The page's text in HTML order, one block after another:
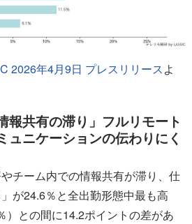
2026年4月9日 プレスリリースよ
報共有の滞り」フルリモート
ュニケーションの伝わりにく
チーム内での情報共有が滞り、仕
が24.6％と全出勤形態中最も高
）との間に14.2ポイントの差があ